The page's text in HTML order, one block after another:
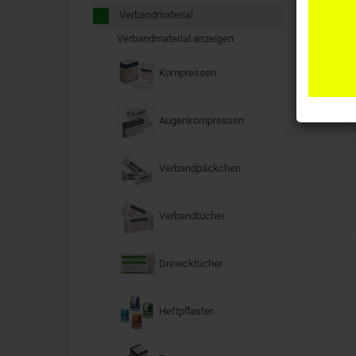
Verbandmaterial
Verbandmaterial anzeigen
Kompressen
Augenkompressen
Verbandpäckchen
Verbandtücher
Dreiecktücher
Heftpflaster